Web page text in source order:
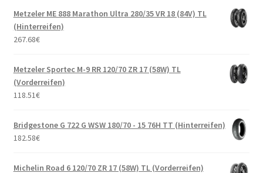
Metzeler ME 888 Marathon Ultra 280/35 VR 18 (84V) TL
(Hinterreifen)
267.68€
Metzeler Sportec M-9 RR 120/70 ZR 17 (58W) TL
(Vorderreifen)
118.51€
Bridgestone G 722 G WSW 180/70 - 15 76H TT (Hinterreifen)
182.58€
Michelin Road 6 120/70 ZR 17 (58W) TL (Vorderreifen)